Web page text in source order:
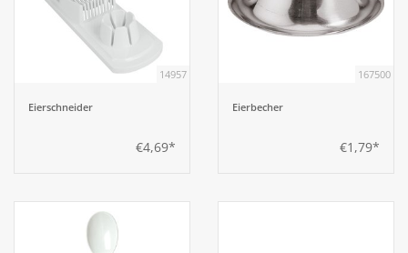
Fingerfood
14957
Eierschneider
€4,69*
167500
Eierbecher
€1,79*